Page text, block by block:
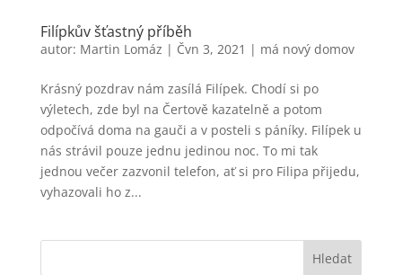
Filípkův šťastný příběh
autor: Martin Lomáz | Čvn 3, 2021 | má nový domov
Krásný pozdrav nám zasílá Filípek. Chodí si po
výletech, zde byl na Čertově kazatelně a potom
odpočívá doma na gauči a v posteli s páníky. Filípek u
nás strávil pouze jednu jedinou noc. To mi tak
jednou večer zazvonil telefon, ať si pro Filipa přijedu,
vyhazovali ho z...